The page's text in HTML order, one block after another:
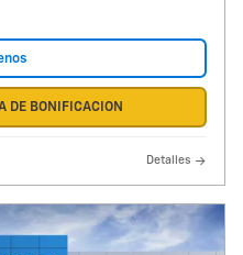
DE BONIFICACION
Detalles